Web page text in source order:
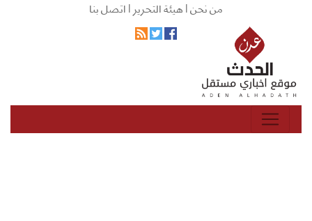
من نحن |هيئة التحرير |اتصل بنا